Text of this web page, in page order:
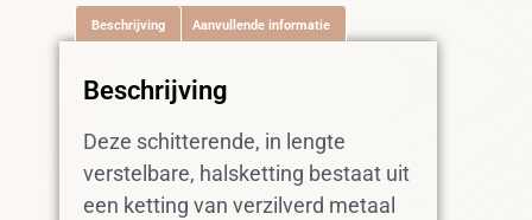
Beschrijving Aanvullende informatie
Beschrijving
Deze schitterende, in lengte
verstelbare, halsketting bestaat uit
een ketting van verzilverd metaal